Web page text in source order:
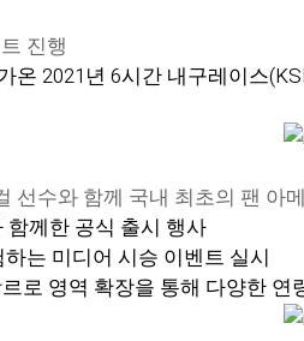
진행
2021년 6시간 내구레이스
선수와 함께 국내 최초의 팬 아
께한 공식 출시 행사
는 미디어 시승 이벤트 실시
로 영역 확장을 통해 다양한